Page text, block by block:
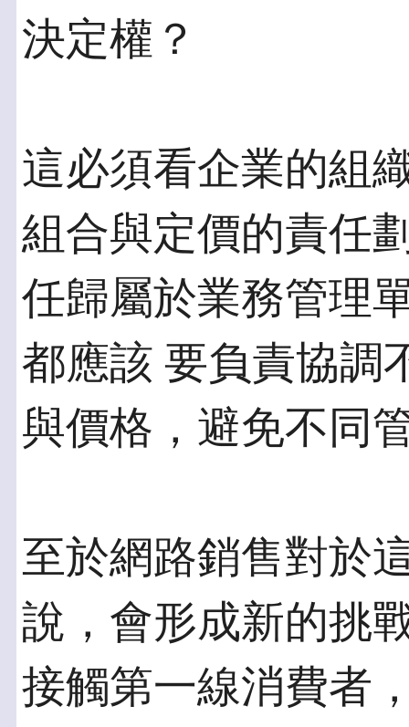
決定權？
這必須看企業的組
組合與定價的責任
任歸屬於業務管理
都應該 要負責協調
與價格，避免不同
至於網路銷售對於
說，會形成新的挑
接觸第一線消費者